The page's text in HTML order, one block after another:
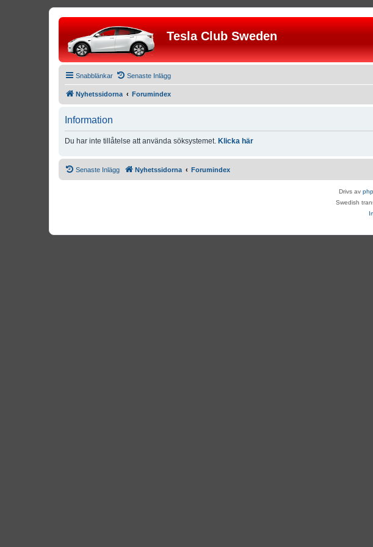
Tesla Club Sweden
Snabblänkar Senaste Inlägg
Nyhetssidorna Forumindex
Information
Du har inte tillåtelse att använda söksystemet. Klicka här
Senaste Inlägg Nyhetssidorna Forumindex
Drivs av
Swedish